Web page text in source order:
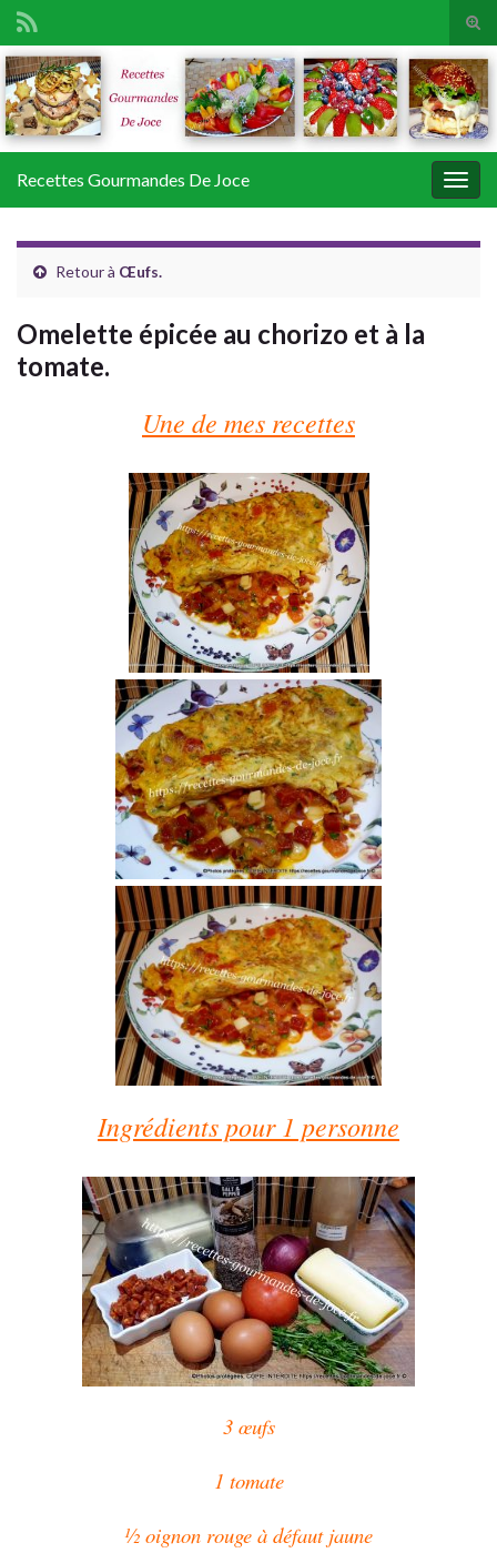
Search for:
Recettes Gourmandes De Joce
Retour à Œufs.
Omelette épicée au chorizo et à la
tomate.
Une de mes recettes
Ingrédients pour 1 personne
3 œufs
1 tomate
½ oignon rouge à défaut jaune